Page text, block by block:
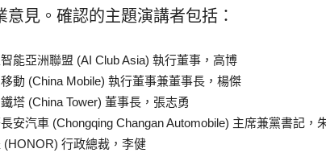
意見。確認的主題演講者包括：
能亞洲聯盟 (AI Club Asia) 執行董事，高博
動 (China Mobile) 執行董事兼董事長，楊傑
塔 (China Tower) 董事長，張志勇
安汽車 (Chongqing Changan Automobile) 主席兼黨書記，
(HONOR) 行政總裁，李健